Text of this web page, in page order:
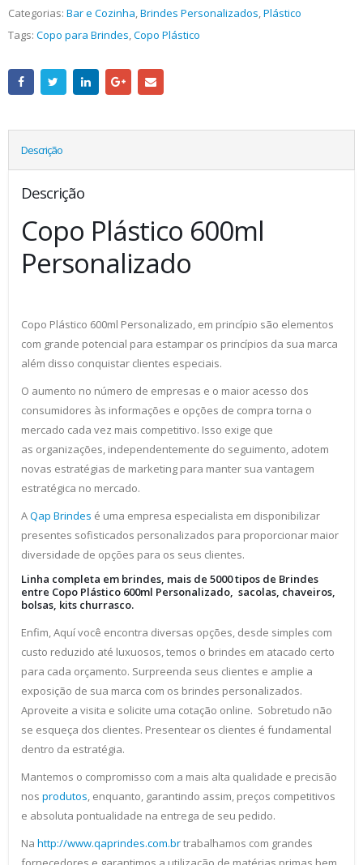
Categorias: Bar e Cozinha,Brindes Personalizados,Plástico
Tags: Copo para Brindes Copo Plástico
Descrição
Descrição
Copo Plástico 600ml
Personalizado
Copo Plástico 600ml Personalizado, em princípio são elementos
com grande potencial para estampar os princípios da sua marca
além disso conquistar clientes especiais.
O aumento no número de empresas e o maior acesso dos
consumidores às informações e opções de compra torna o
mercado cada vez mais competitivo. Isso exige que
as organizações, independentemente do seguimento, adotem
novas estratégias de marketing para manter sua vantagem
estratégica no mercado.
AQap Brindes é uma empresa especialista em disponibilizar
presentes sofisticados personalizados para proporcionar maior
diversidade de opções para os seus clientes.
Linha completa em brindes, mais de 5000 tipos de Brindes
entre Copo Plástico 600ml Personalizado, sacolas, chaveiros,
bolsas, kits churrasco.
Enfim, Aquí você encontra diversas opções, desde simples com
custo reduzido até luxuosos, temos o brindes em atacado certo
para cada orçamento. Surpreenda seus clientes e amplie a
exposição de sua marca com os brindes personalizados.
Aproveite a visita e solicite uma cotação online. Sobretudo não
se esqueça dos clientes. Presentear os clientes é fundamental
dentro da estratégia.
Mantemos o compromisso com a mais alta qualidade e precisão
nos produtos, enquanto, garantindo assim, preços competitivos
e absoluta pontualidade na entrega de seu pedido.
Na http://www.qaprindes.com.brtrabalhamos com grandes